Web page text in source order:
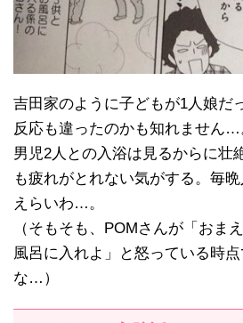
吉田家のように子どもが1人娘だ
反応も違ったのかも知れません…
男児2人との入浴は見るからに壮
も疲れがとれない気がする。毎晩
えらいわ…。
（そもそも、POMさんが「お
風呂に入れよ」と怒っている時
な…）